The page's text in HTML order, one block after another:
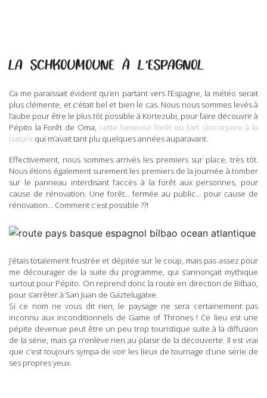
LA SCHKOUMOUNE À L’ESPAGNOL
Ca me paraissait évident qu’en partant vers l’Espagne, la météo serait
plus clémente, et c’était bel et bien le cas. Nous nous sommes levés à
l’aube pour être le plus tôt possible à Kortezubi, pour faire découvrir à
Pépito la Forêt de Oma, cette fameuse forêt où l’art s’incorpore à la
nature qui m’avait tant plu quelques années auparavant.
Effectivement, nous sommes arrivés les premiers sur place, très tôt.
Nous étions également surement les premiers de la journée à tomber
sur le panneau interdisant l’accès à la forêt aux personnes, pour
cause de rénovation. Une forêt… fermée au public… pour cause de
rénovation… Comment c’est possible ??!
J’étais totalement frustrée et dépitée sur le coup, mais pas assez pour
me décourager de la suite du programme, qui s’annonçait mythique
surtout pour Pépito. On reprend donc la route en direction de Bilbao,
pour s’arrêter à San Juan de Gaztelugatxe.
Si ce nom ne vous dit rien, le paysage ne sera certainement pas
inconnu aux inconditionnels de Game of Thrones ! Ce lieu est une
pépite devenue peut être un peu trop touristique suite à la diffusion
de la série, mais ça n’enlève rien au plaisir de la découverte. Il est vrai
que c’est toujours sympa de voir les lieux de tournage d’une série de
ses propres yeux.